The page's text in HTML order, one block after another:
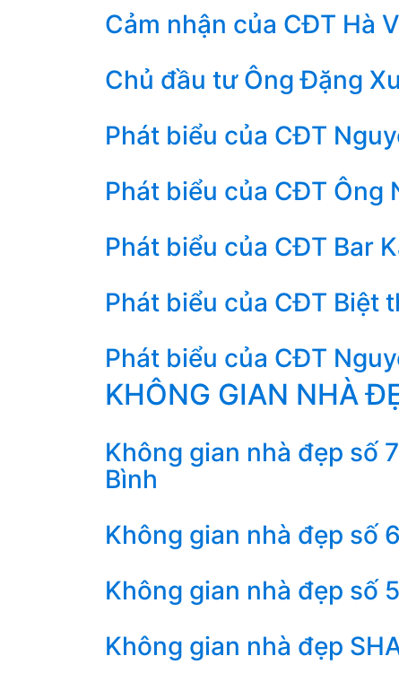
Cảm nhận của CĐT Hà
Chủ đầu tư Ông Đặng
Phát biểu của CĐT
Phát biểu của CĐT Ông
Phát biểu của CĐT Bar
Phát biểu của CĐT Biệt
Phát biểu của CĐT
KHÔNG GIAN NHÀ
Không gian nhà đẹp số
Bình
Không gian nhà đẹp số
Không gian nhà đẹp số
Không gian nhà đẹp